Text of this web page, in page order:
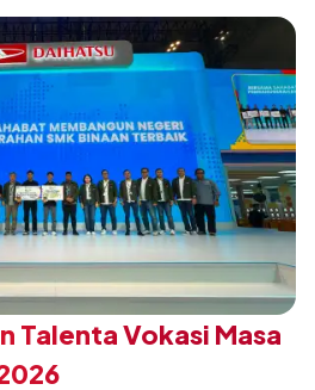
Talenta Vokasi Masa